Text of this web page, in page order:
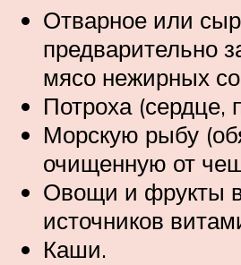
Отварное или
предварительно
мясо нежирных
Потроха (сердце,
Морскую рыбу
очищенную от
Овощи и фрукты
источников
Каши.